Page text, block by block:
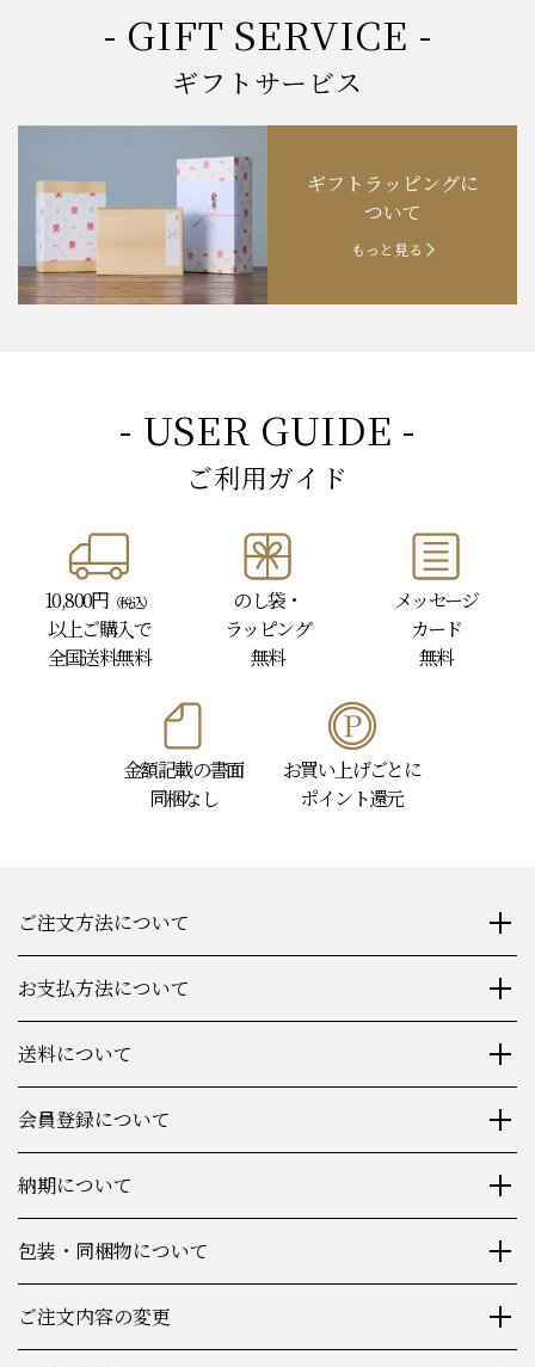
2024.11.1 「お歳暮特集」開催中！
お知らせ 2024.10.18 【創業祭】１０１年目に突入！
お知らせ 202４.09.18 【秋の味覚祭】食欲の秋！
- GIFT SERVICE -
ギフトサービス
ギフトラッピングに
ついて
もっと見る
- USER GUIDE -
ご利用ガイド
10,800円 （税込）
以上ご購入で
全国送料無料
のし袋・
ラッピング
無料
メッセージ
カード
無料
金額記載の書面
同梱なし
お買い上げごとに
ポイント還元
ご注文方法について
お支払方法について
送料について
会員登録について
納期について
包装・同梱物について
ご注文内容の変更